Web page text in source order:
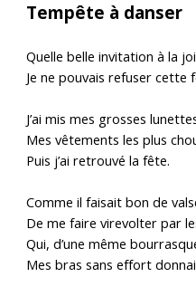
Tempête à danser
Quelle belle invitation à la
Je ne pouvais refuser cette
J’ai mis mes grosses
Mes vêtements les plus
Puis j’ai retrouvé la fête.
Comme il faisait bon de
De me faire virevolter par
Qui, d’une même
Mes bras sans effort